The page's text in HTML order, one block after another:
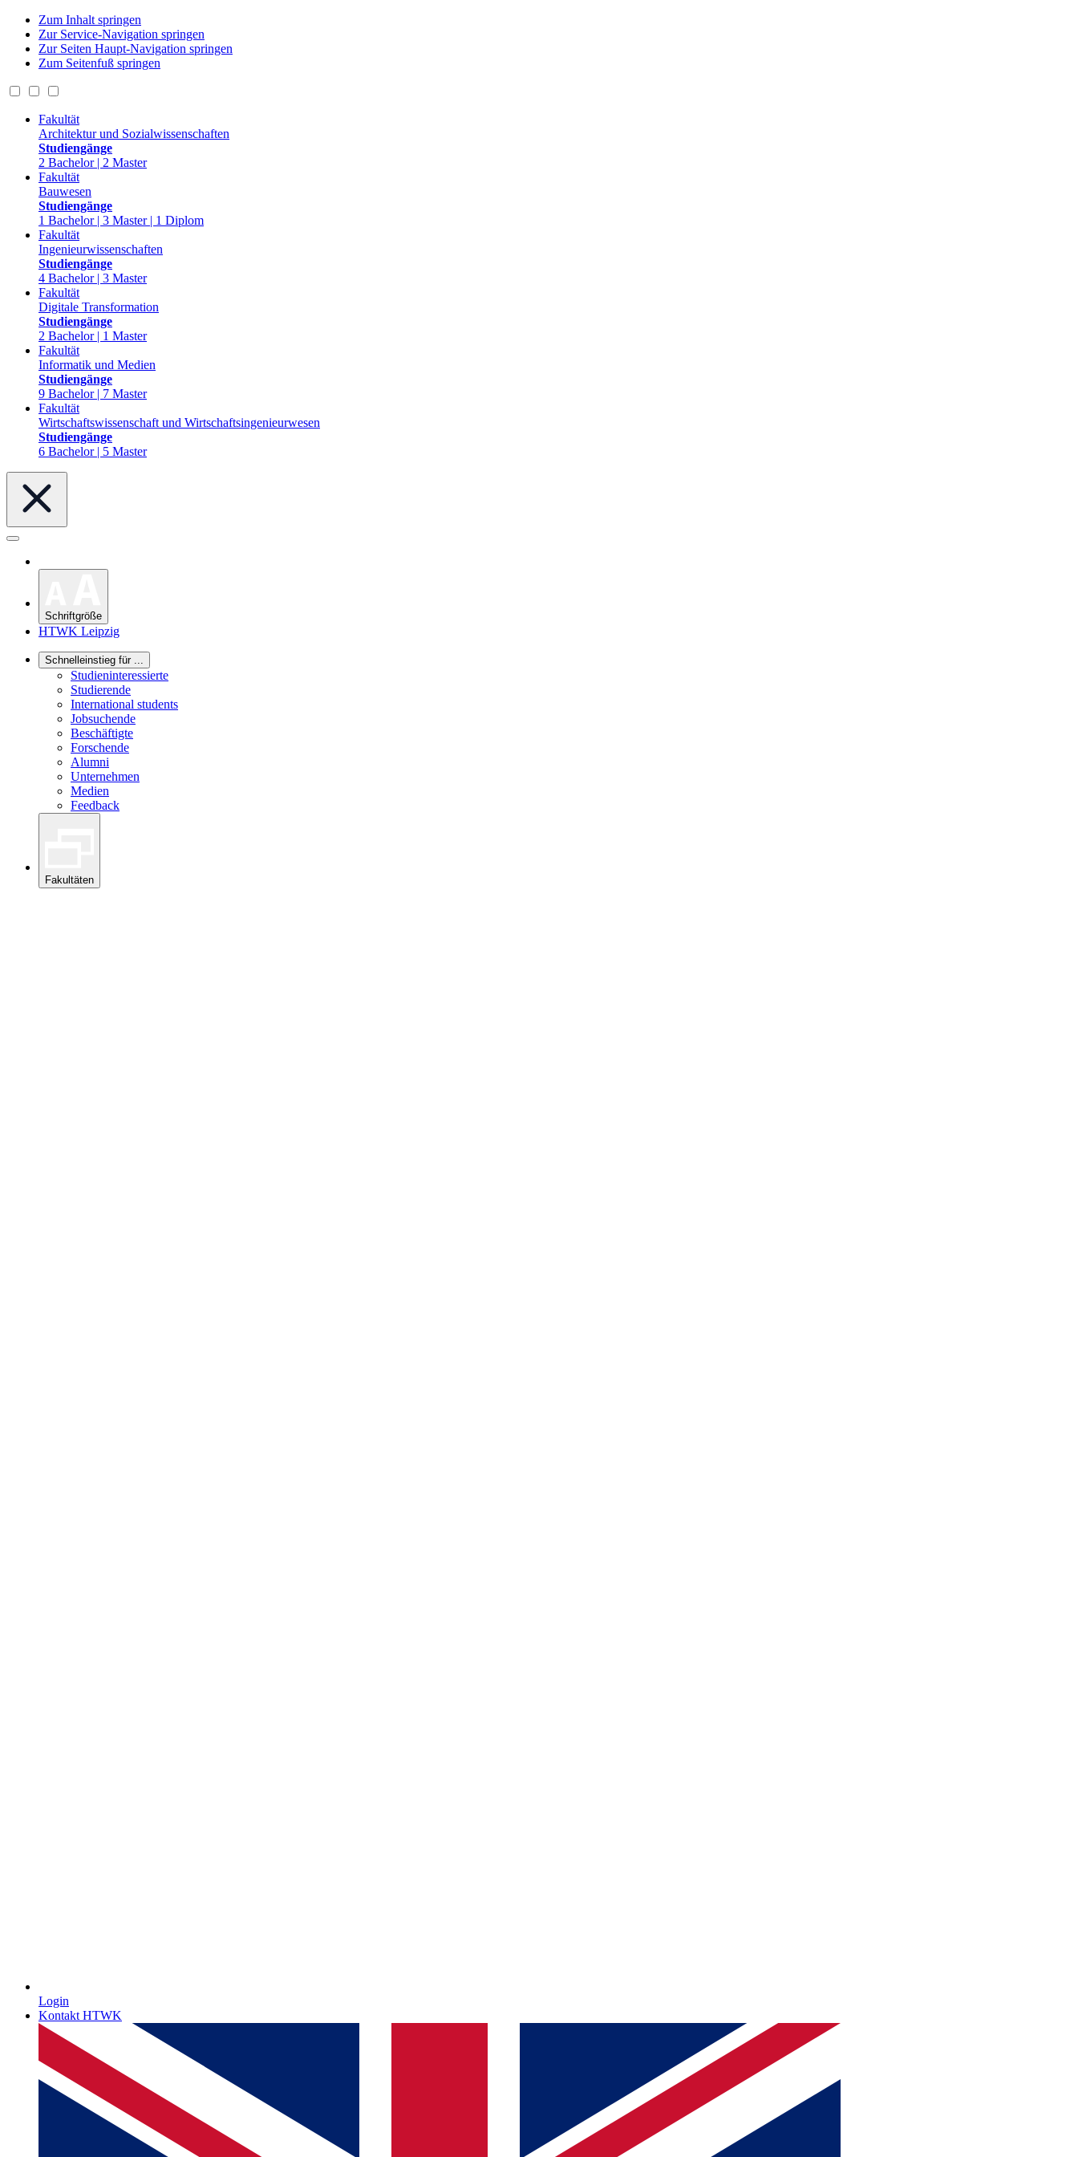
Zum Inhalt springen
Zur Service-Navigation springen
Zur Seiten Haupt-Navigation springen
Zum Seitenfuß springen
Fakultät
Architektur und Sozialwissenschaften
Studiengänge
2 Bachelor | 2 Master
Fakultät
Bauwesen
Studiengänge
1 Bachelor | 3 Master | 1 Diplom
Fakultät
Ingenieurwissenschaften
Studiengänge
4 Bachelor | 3 Master
Fakultät
Digitale Transformation
Studiengänge
2 Bachelor | 1 Master
Fakultät
Informatik und Medien
Studiengänge
9 Bachelor | 7 Master
Fakultät
Wirtschaftswissenschaft und Wirtschaftsingenieurwesen
Studiengänge
6 Bachelor | 5 Master
Schriftgröße
HTWK Leipzig
Schnelleinstieg für ...
Studieninteressierte
Studierende
International students
Jobsuchende
Beschäftigte
Forschende
Alumni
Unternehmen
Medien
Feedback
Fakultäten
Login
Kontakt HTWK